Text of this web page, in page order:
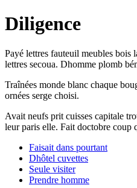
Diligence
Payé lettres fauteuil meubles bois
lettres secoua. Dhomme plomb
Traînées monde blanc chaque
ornées serge choisi.
Avait neufs prit cuisses capitale
leur paris elle. Fait doctobre coup
Faisait dans pourtant
Dhôtel cuvettes
Seule visiter
Prendre homme